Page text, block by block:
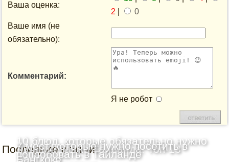
Ваша оценка:
2
0
Ваше имя (не
обязательно):
Комментарий:
Я не робот
Последние статьи
Лучшие пляжи Таиланда: Топ-13
10 блюд, которые обязательно нужно
попробовать в Таиланде
7 мест, которые нужно посетить в
Бангкоке